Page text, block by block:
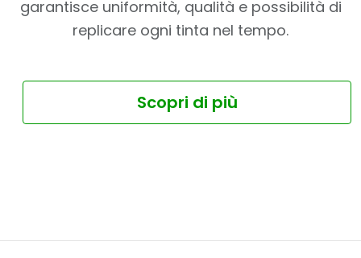
garantisce uniformità, qualità e possibilità di
replicare ogni tinta nel tempo.
Scopri di più